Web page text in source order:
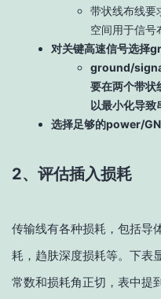
带状线布线要
空间用于信号
对关键高速信号选择
ground/
要在两个带状
以最小化导致
选择足够的power/
2、评估插入损耗
传输线有各种损耗，包括导
耗，趋肤深度损耗等。下表
常数和损耗角正切，表中提